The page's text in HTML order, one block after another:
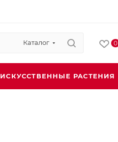
Каталог 0
ИСКУССТВЕННЫЕ РАСТЕНИЯ